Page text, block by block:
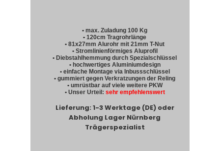
• max. Zuladung 100 Kg
• 120cm Tragrohrlänge
• 81x27mm Alurohr mit 21mm T-Nut
• Stromlinienförmiges Aluprofil
• Diebstahlhemmung durch Spezialschlüssel
• hochwertiges Aluminiumdesign
• einfache Montage via Inbussschlüssel
• gummiert gegen Verkratzungen der Reling
• umrüstbar auf viele weitere PKW
• Unser Urteil: sehr empfehlenswert
Lieferung: 1-3 Werktage (DE) oder
Abholung Lager Nürnberg
Trägerspezialist